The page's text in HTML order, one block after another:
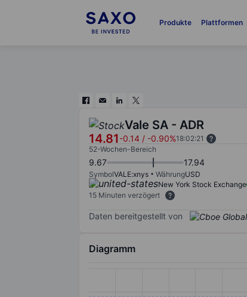
Produkte Plattformen
Vale SA - ADR
14.81-0.14 / -0.90%18:02:21
52-Wochen-Bereich
9.67 17.94
SymbolVALE:xnys WährungUSD
New York Stock Exchange
15 Minuten verzögert
Daten bereitgestellt von
Diagramm